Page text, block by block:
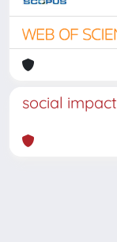
social impact